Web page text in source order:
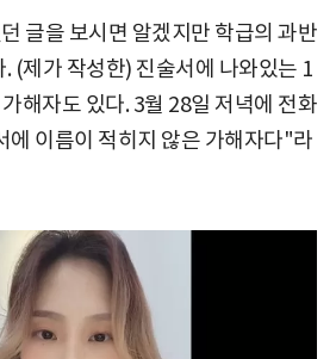
글을 보시면 알겠지만 학급의 과반
(제가 작성한) 진술서에 나와있는 1
해자도 있다. 3월 28일 저녁에 전화
에 이름이 적히지 않은 가해자다"라